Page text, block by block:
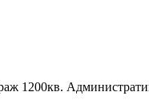
1200кв.